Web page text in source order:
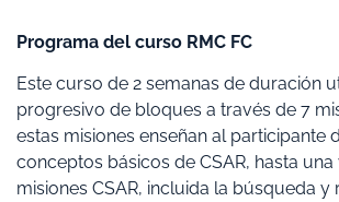
Programa del curso RMC FC
Este curso de 2 semanas de duración
progresivo de bloques a través de 7
estas misiones enseñan al participante
conceptos básicos de CSAR, hasta
misiones CSAR, incluida la búsqueda y